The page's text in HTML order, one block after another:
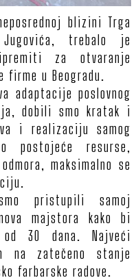
blizini Trga
trebalo je
za otvaranje
u Beogradu.
adaptacije poslovnog
dobili smo kratak i
i realizaciju samog
postojeće resurse,
maksimalno se
pristupili samoj
majstora kako bi
30 dana. Najveći
na zatečeno stanje
farbarske radove.